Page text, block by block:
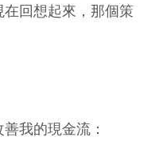
回想起來，那個策
我的現金流：